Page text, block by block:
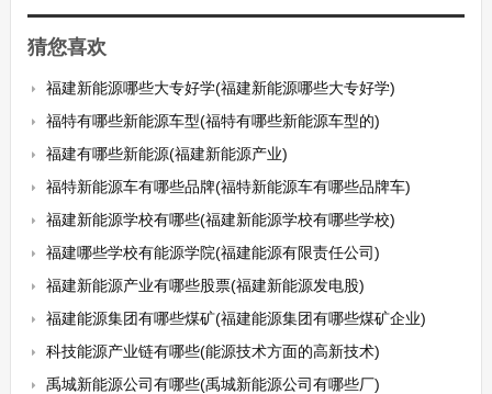
猜您喜欢
福建新能源哪些大专好学(福建新能源哪些大专好学)
福特有哪些新能源车型(福特有哪些新能源车型的)
福建有哪些新能源(福建新能源产业)
福特新能源车有哪些品牌(福特新能源车有哪些品牌车)
福建新能源学校有哪些(福建新能源学校有哪些学校)
福建哪些学校有能源学院(福建能源有限责任公司)
福建新能源产业有哪些股票(福建新能源发电股)
福建能源集团有哪些煤矿(福建能源集团有哪些煤矿企业)
科技能源产业链有哪些(能源技术方面的高新技术)
禹城新能源公司有哪些(禹城新能源公司有哪些厂)